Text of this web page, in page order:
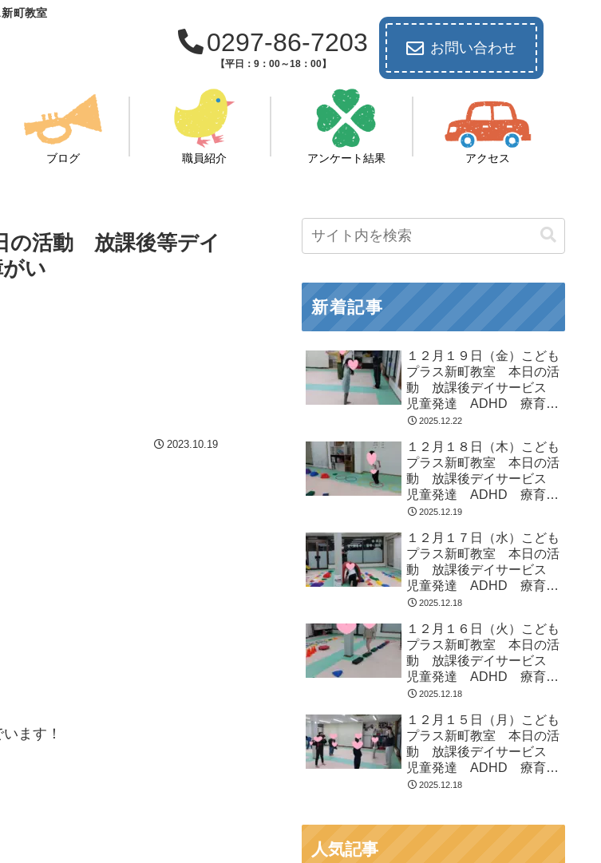
町教室
0297-86-7203
【平日：9：00～18：00】
お問い合わせ
ブログ 職員紹介 アンケート結果 アクセス
の活動 放課後等デイ
い
2023.10.19
ます！
新着記事
１２月１９日（金）こども
プラス新町教室 本日の活
動 放課後デイサービス
児童発達 ADHD 療育
発達障がい
2025.12.22
１２月１８日（木）こども
プラス新町教室 本日の活
動 放課後デイサービス
児童発達 ADHD 療育
発達障がい
2025.12.19
１２月１７日（水）こども
プラス新町教室 本日の活
動 放課後デイサービス
児童発達 ADHD 療育
発達障がい
2025.12.18
１２月１６日（火）こども
プラス新町教室 本日の活
動 放課後デイサービス
児童発達 ADHD 療育
発達障がい
2025.12.18
１２月１５日（月）こども
プラス新町教室 本日の活
動 放課後デイサービス
児童発達 ADHD 療育
発達障がい
2025.12.18
人気記事